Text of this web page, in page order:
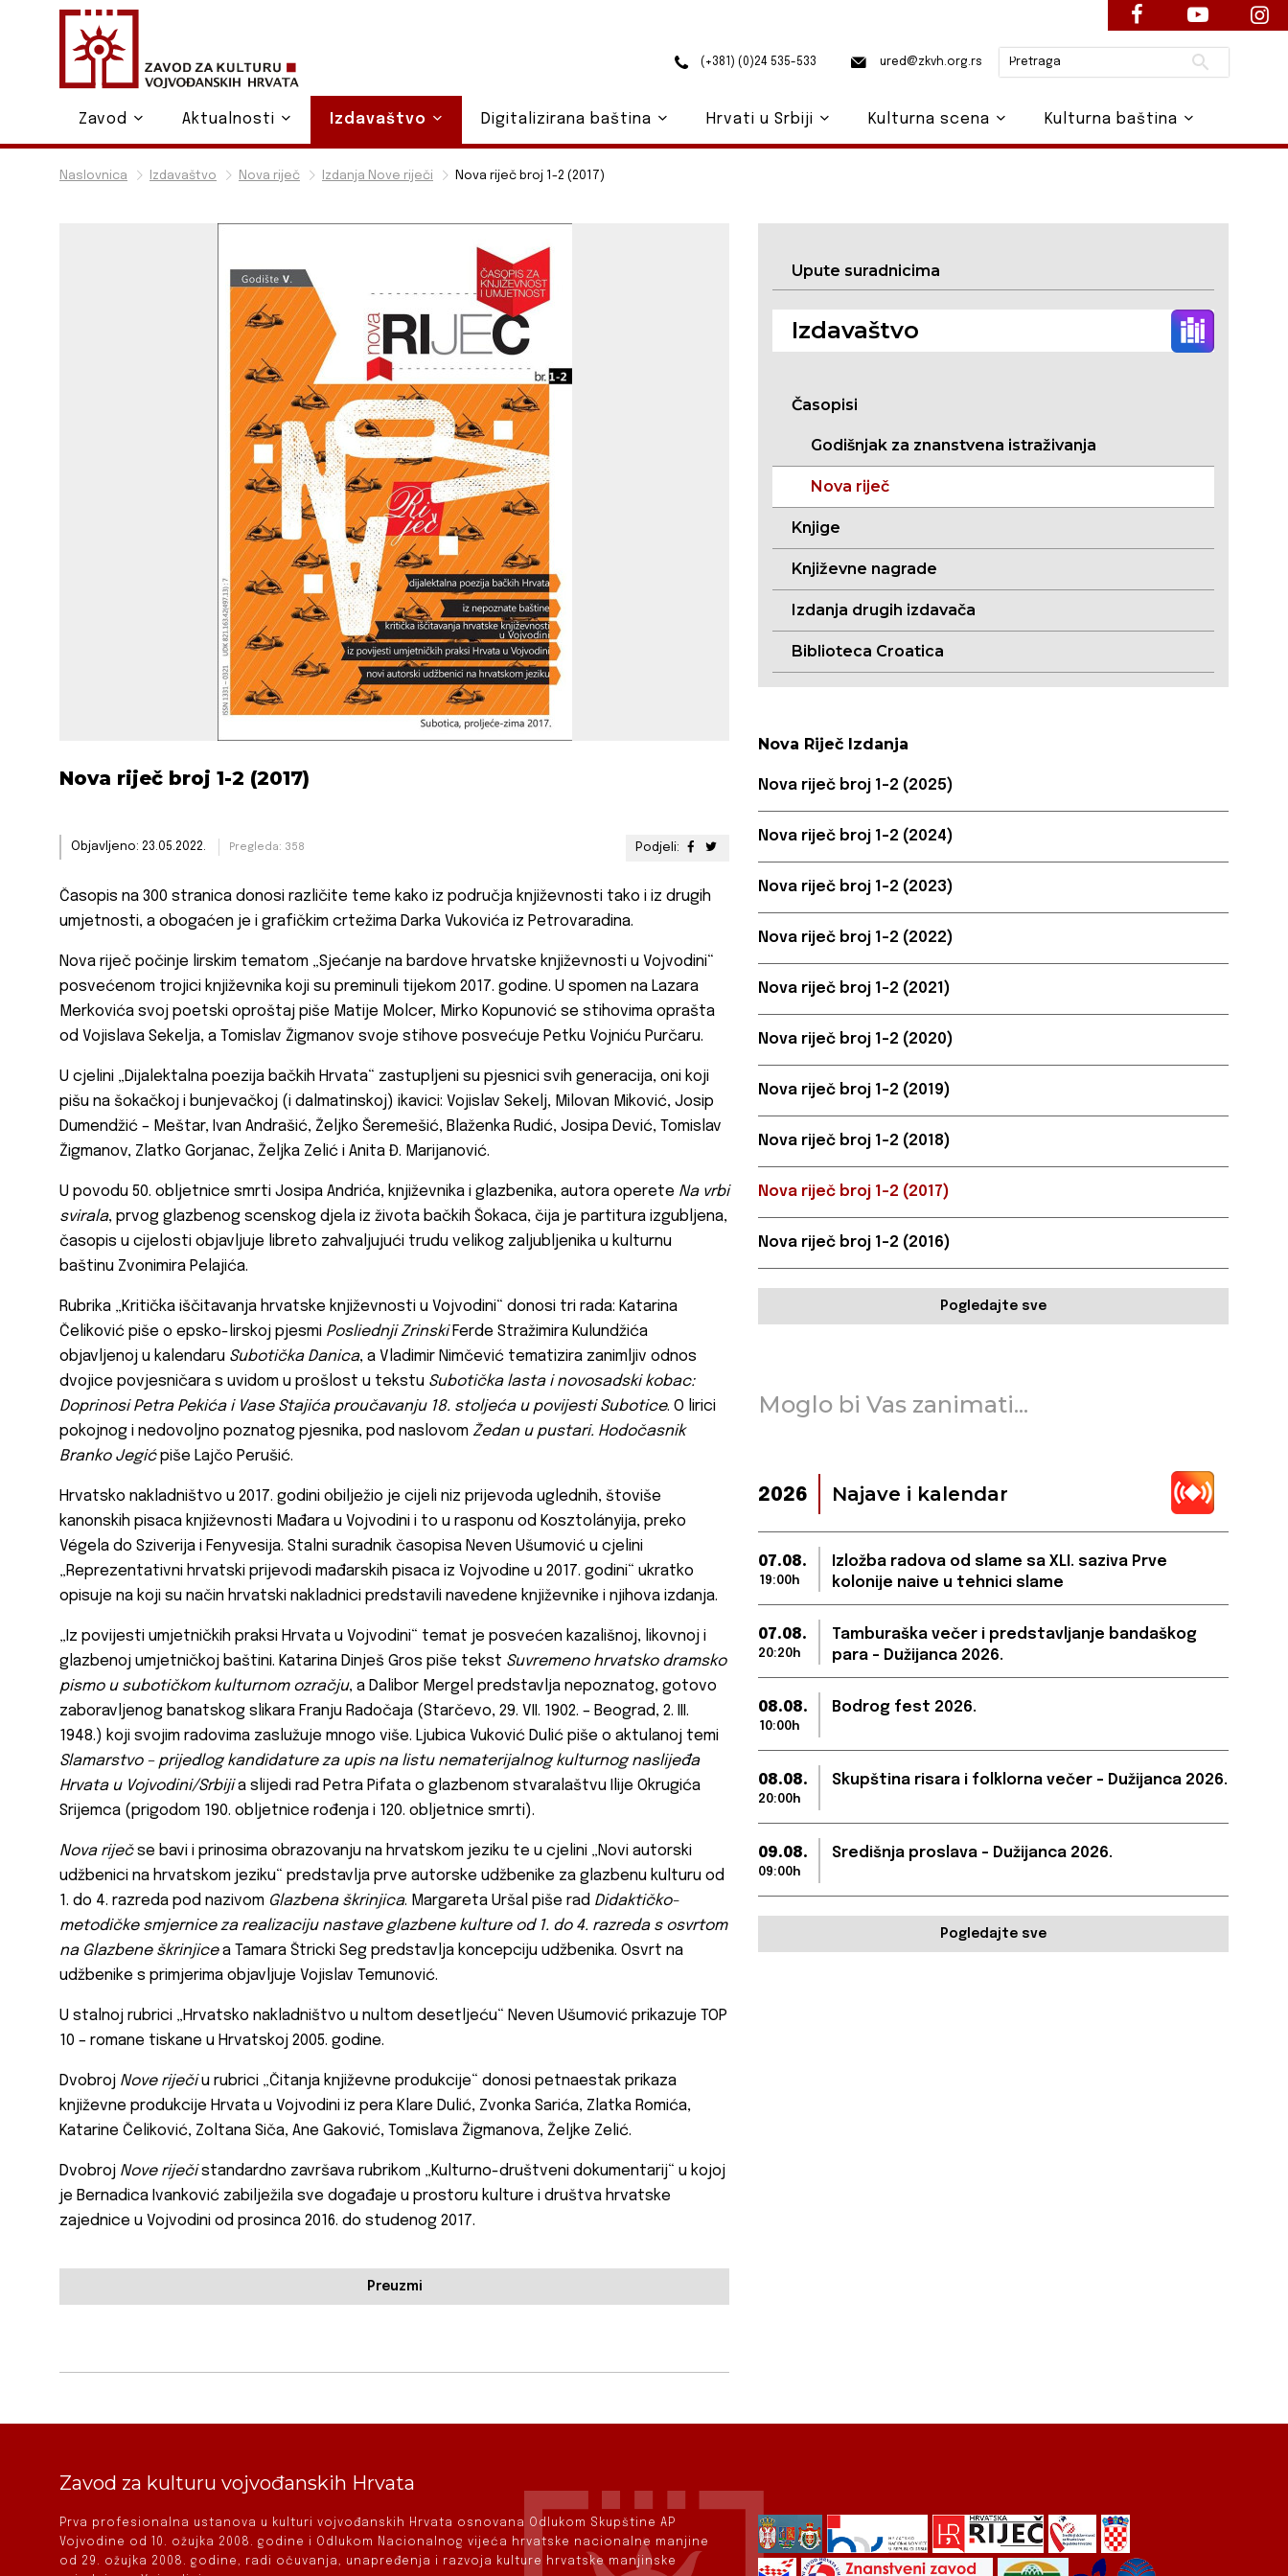
Naslovnica Izdavaštvo Nova riječ Izdanja Nove riječi Nova riječ broj 1-2 (2017)
Nova riječ broj 1-2 (2017)
Podjeli:
Objavljeno: 23.05.2022. Pregleda: 358
Časopis na 300 stranica donosi različite teme kako iz područja književnosti tako i iz drugih
umjetnosti, a obogaćen je i grafičkim crtežima Darka Vukovića iz Petrovaradina.
Nova riječ počinje lirskim tematom „Sjećanje na bardove hrvatske književnosti u Vojvodini“
posvećenom trojici književnika koji su preminuli tijekom 2017. godine. U spomen na Lazara
Merkovića svoj poetski oproštaj piše Matije Molcer, Mirko Kopunović se stihovima oprašta
od Vojislava Sekelja, a Tomislav Žigmanov svoje stihove posvećuje Petku Vojniću Purčaru.
U cjelini „Dijalektalna poezija bačkih Hrvata“ zastupljeni su pjesnici svih generacija, oni koji
pišu na šokačkoj i bunjevačkoj (i dalmatinskoj) ikavici: Vojislav Sekelj, Milovan Miković, Josip
Dumendžić – Meštar, Ivan Andrašić, Željko Šeremešić, Blaženka Rudić, Josipa Dević, Tomislav
Žigmanov, Zlatko Gorjanac, Željka Zelić i Anita Đ. Marijanović.
U povodu 50. obljetnice smrti Josipa Andrića, književnika i glazbenika, autora operete Na vrbi
svirala, prvog glazbenog scenskog djela iz života bačkih Šokaca, čija je partitura izgubljena,
časopis u cijelosti objavljuje libreto zahvaljujući trudu velikog zaljubljenika u kulturnu
baštinu Zvonimira Pelajića.
Rubrika „Kritička iščitavanja hrvatske književnosti u Vojvodini“ donosi tri rada: Katarina
Čeliković piše o epsko-lirskoj pjesmi Posliednji ZrinskiFerde Stražimira Kulundžića
objavljenoj u kalendaru Subotička Danica, a Vladimir Nimčević tematizira zanimljiv odnos
dvojice povjesničara s uvidom u prošlost u tekstu Subotička lasta i novosadski kobac:
Doprinosi Petra Pekića i Vase Stajića proučavanju 18. stoljeća u povijesti Subotice. O lirici
pokojnog i nedovoljno poznatog pjesnika, pod naslovom Žedan u pustari. Hodočasnik
Branko Jegićpiše Lajčo Perušić.
Hrvatsko nakladništvo u 2017. godini obilježio je cijeli niz prijevoda uglednih, štoviše
kanonskih pisaca književnosti Mađara u Vojvodini i to u rasponu od Kosztolányija, preko
Végela do Sziverija i Fenyvesija. Stalni suradnik časopisa Neven Ušumović u cjelini
„Reprezentativni hrvatski prijevodi mađarskih pisaca iz Vojvodine u 2017. godini“ ukratko
opisuje na koji su način hrvatski nakladnici predstavili navedene književnike i njihova izdanja.
„Iz povijesti umjetničkih praksi Hrvata u Vojvodini“ temat je posvećen kazališnoj, likovnoj i
glazbenoj umjetničkoj baštini. Katarina Dinješ Gros piše tekst Suvremeno hrvatsko dramsko
pismo u subotičkom kulturnom ozračju, a Dalibor Mergel predstavlja nepoznatog, gotovo
zaboravljenog banatskog slikara Franju Radočaja (Starčevo, 29. VII. 1902. – Beograd, 2. III.
1948.) koji svojim radovima zaslužuje mnogo više. Ljubica Vuković Dulić piše o aktulanoj temi
Slamarstvo – prijedlog kandidature za upis na listu nematerijalnog kulturnog naslijeđa
Hrvata u Vojvodini/Srbijia slijedi rad Petra Pifata o glazbenom stvaralaštvu Ilije Okrugića
Srijemca (prigodom 190. obljetnice rođenja i 120. obljetnice smrti).
Nova riječse bavi i prinosima obrazovanju na hrvatskom jeziku te u cjelini „Novi autorski
udžbenici na hrvatskom jeziku“ predstavlja prve autorske udžbenike za glazbenu kulturu od
1. do 4. razreda pod nazivom Glazbena škrinjica. Margareta Uršal piše rad Didaktičko-
metodičke smjernice za realizaciju nastave glazbene kulture od 1. do 4. razreda s osvrtom
na Glazbene škrinjicea Tamara Štricki Seg predstavlja koncepciju udžbenika. Osvrt na
udžbenike s primjerima objavljuje Vojislav Temunović.
U stalnoj rubrici „Hrvatsko nakladništvo u nultom desetljeću“ Neven Ušumović prikazuje TOP
10 – romane tiskane u Hrvatskoj 2005. godine.
Dvobroj Nove riječiu rubrici „Čitanja književne produkcije“ donosi petnaestak prikaza
književne produkcije Hrvata u Vojvodini iz pera Klare Dulić, Zvonka Sarića, Zlatka Romića,
Katarine Čeliković, Zoltana Siča, Ane Gaković, Tomislava Žigmanova, Željke Zelić.
Dvobroj Nove riječistandardno završava rubrikom „Kulturno-društveni dokumentarij“ u kojoj
je Bernadica Ivanković zabilježila sve događaje u prostoru kulture i društva hrvatske
zajednice u Vojvodini od prosinca 2016. do studenog 2017.
Preuzmi
Upute suradnicima
Izdavaštvo
Časopisi
Godišnjak za znanstvena istraživanja
Nova riječ
Knjige
Književne nagrade
Izdanja drugih izdavača
Biblioteca Croatica
Nova Riječ Izdanja
Nova riječ broj 1-2 (2025)
Nova riječ broj 1-2 (2024)
Nova riječ broj 1-2 (2023)
Nova riječ broj 1-2 (2022)
Nova riječ broj 1-2 (2021)
Nova riječ broj 1-2 (2020)
Nova riječ broj 1-2 (2019)
Nova riječ broj 1-2 (2018)
Nova riječ broj 1-2 (2017)
Nova riječ broj 1-2 (2016)
Pogledajte sve
Moglo bi Vas zanimati...
2026 Najave i kalendar
07.08.
19:00h
Izložba radova od slame sa XLI. saziva Prve
kolonije naive u tehnici slame
07.08.
20:20h
Tamburaška večer i predstavljanje bandaškog
para – Dužijanca 2026.
08.08.
10:00h
Bodrog fest 2026.
08.08.
20:00h
Skupština risara i folklorna večer – Dužijanca 2026.
09.08.
09:00h
Središnja proslava – Dužijanca 2026.
Pogledajte sve
Zavod za kulturu vojvođanskih Hrvata
Prva profesionalna ustanova u kulturi vojvođanskih Hrvata osnovana Odlukom Skupštine AP
Vojvodine od 10. ožujka 2008. godine i Odlukom Nacionalnog vijeća hrvatske nacionalne manjine
od 29. ožujka 2008. godine, radi očuvanja, unapređenja i razvoja kulture hrvatske manjinske
(+381) (0)24 535-533 ured@zkvh.org.rs Pretraži
Zavod Aktualnosti Izdavaštvo Digitalizirana baština Hrvati u Srbiji Kulturna scena Kulturna baština